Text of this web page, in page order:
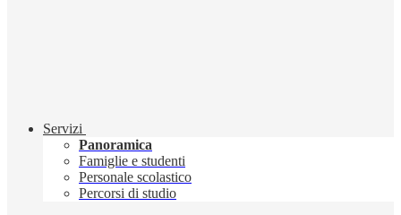
Servizi
Panoramica
Famiglie e studenti
Personale scolastico
Percorsi di studio